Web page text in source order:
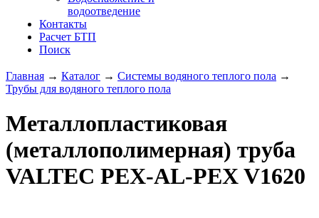
водоотведение
Контакты
Расчет БТП
Поиск
Главная → Каталог → Системы водяного теплого пола →
Трубы для водяного теплого пола
Металлопластиковая
(металлополимерная) труба
VALTEC PEX-AL-PEX V1620